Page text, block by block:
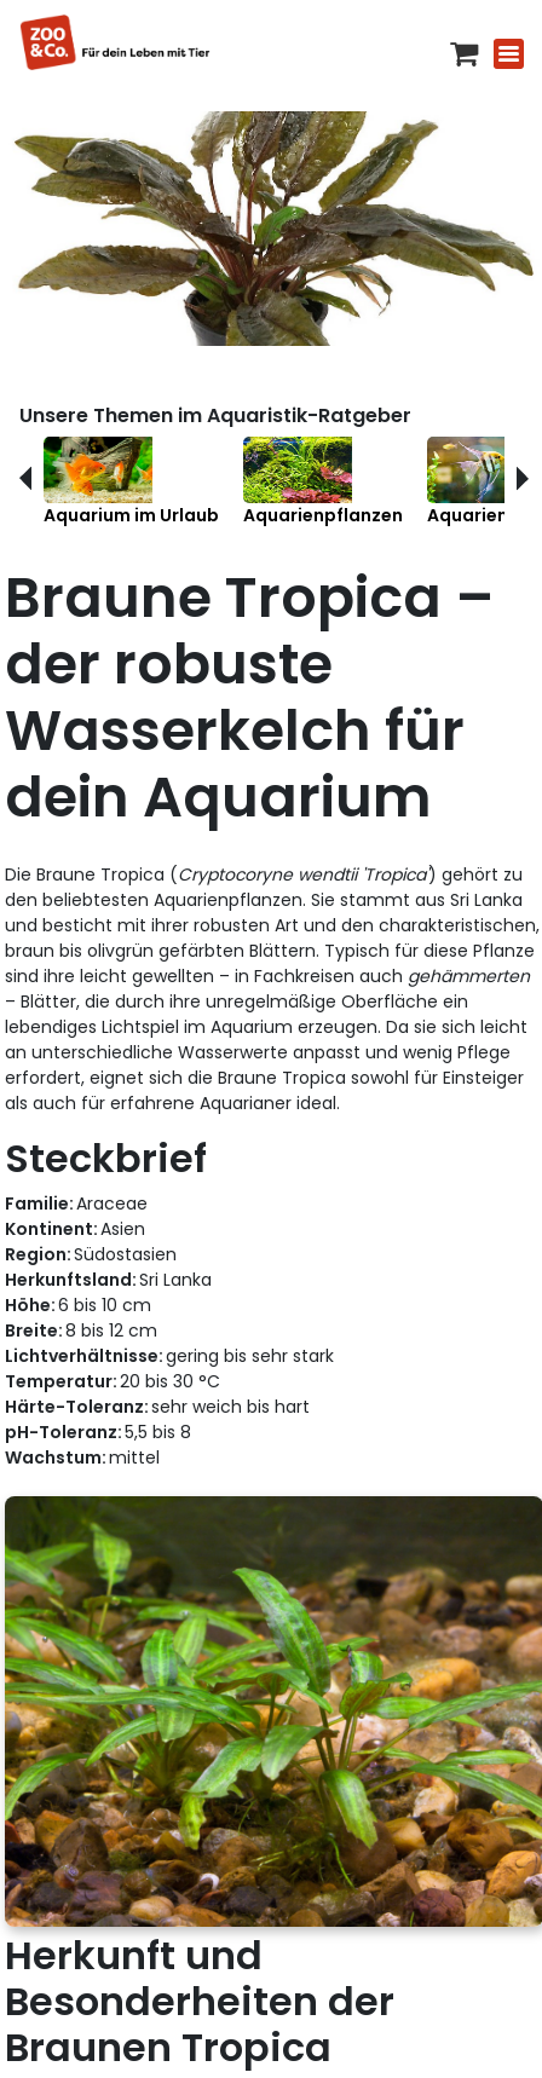
Unsere Themen im Aquaristik-Ratgeber
Aquarium im Urlaub Aquarienpflanzen
Braune Tropica –
der robuste
Wasserkelch für
dein Aquarium
Die Braune Tropica (Cryptocoryne wendtii 'Tropica') gehört zu
den beliebtesten Aquarienpflanzen. Sie stammt aus Sri Lanka
und besticht mit ihrer robusten Art und den charakteristischen,
braun bis olivgrün gefärbten Blättern. Typisch für diese Pflanze
sind ihre leicht gewellten – in Fachkreisen auch gehämmerten
– Blätter, die durch ihre unregelmäßige Oberfläche ein
lebendiges Lichtspiel im Aquarium erzeugen. Da sie sich leicht
an unterschiedliche Wasserwerte anpasst und wenig Pflege
erfordert, eignet sich die Braune Tropica sowohl für Einsteiger
als auch für erfahrene Aquarianer ideal.
Steckbrief
Familie:Araceae
Kontinent:Asien
Region:Südostasien
Herkunftsland:Sri Lanka
Höhe:6 bis 10 cm
Breite:8 bis 12 cm
Lichtverhältnisse:gering bis sehr stark
Temperatur:20 bis 30 °C
Härte-Toleranz:sehr weich bis hart
pH-Toleranz:5,5 bis 8
Wachstum:mittel
Herkunft und
Besonderheiten der
Braunen Tropica